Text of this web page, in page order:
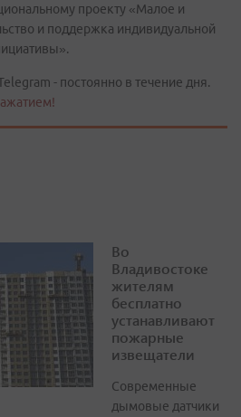
проекту «Малое и
и поддержка индивидуальной
- постоянно в течение дня.
Во
Владивостоке
жителям
бесплатно
устанавливают
пожарные
извещатели
Современные
дымовые датчики